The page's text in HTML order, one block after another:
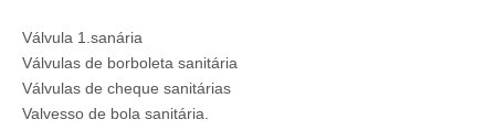
Válvula 1.sanária
Válvulas de borboleta sanitária
Válvulas de cheque sanitárias
Valvesso de bola sanitária.